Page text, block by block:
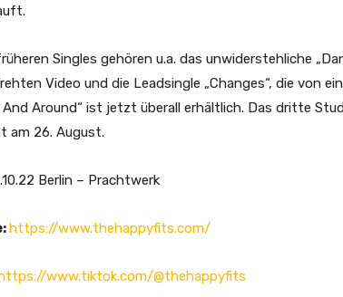
Singles gehören u.a. das unwiderstehliche
Video und die Leadsingle „Changes“, die von
And Around“ ist jetzt überall erhältlich. Das dritte
am 26. August.
Berlin – Prachtwerk
https://www.thehappyfits.com/
www.tiktok.com/@thehappyfits